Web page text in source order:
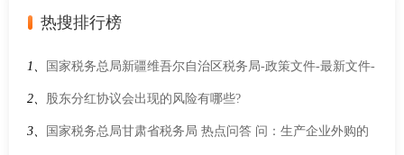
热搜排行榜
1、 国家税务总局新疆维吾尔自治区税务局-政策文件-最新文件-
商务部等24部门关于印发《“十四五”服务贸易发展规划》的通
知
2、 股东分红协议会出现的风险有哪些?
3、 国家税务总局甘肃省税务局 热点问答 问：生产企业外购的